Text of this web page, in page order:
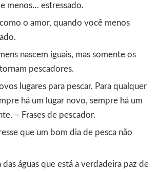
menos… estressado.
o amor, quando você menos
nascem iguais, mas somente os
pescadores.
lugares para pescar. Para qualquer
há um lugar novo, sempre há um
– Frases de pescador.
que um bom dia de pesca não
das águas que está a verdadeira paz de